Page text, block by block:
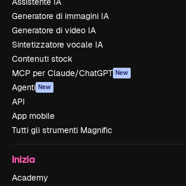
Generatore di immagini IA
Generatore di video IA
Sintetizzatore vocale IA
Contenuti stock
MCP per Claude/ChatGPT New
Agenti New
API
App mobile
Tutti gli strumenti Magnific
Inizia
Academy